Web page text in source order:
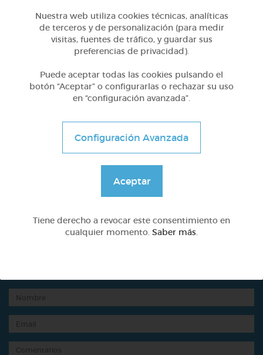
Audición y Lenguaje
gracias al mecenazgo de la Fundación Barrié
Nuestra web utiliza cookies técnicas, analíticas
de terceros y de personalización (para medir
visitas, fuentes de tráfico, y guardar sus
preferencias de privacidad).
Puede aceptar todas las cookies pulsando el
botón “Aceptar” o configurarlas o rechazar su uso
en “configuración avanzada”.
Configuración Avanzada
Aceptar
Tiene derecho a revocar este consentimiento en
cualquier momento. Saber más.